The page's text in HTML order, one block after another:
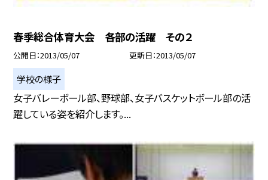
春季総合体育大会 各部の活躍 その２
公開日 2013/05/07 更新日 2013/05/07
学校の様子
女子バレーボール部、野球部、女子バスケットボール部の活
躍している姿を紹介します。...